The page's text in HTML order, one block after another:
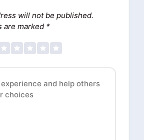
will not be published.
are marked *